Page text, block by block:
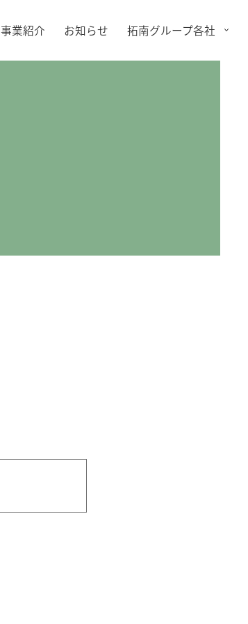
事業紹介 お知らせ 拓南グループ各社